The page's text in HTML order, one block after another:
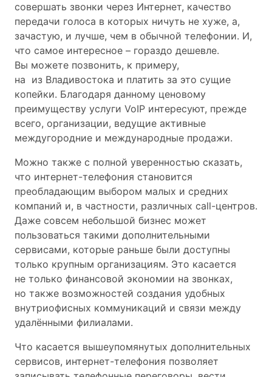
совершать звонки через Интернет, качество
передачи голоса в которых ничуть не хуже, а,
зачастую, и лучше, чем в обычной телефонии. И,
что самое интересное – гораздо дешевле.
Вы можете позвонить, к примеру,
на из Владивостока и платить за это сущие
копейки. Благодаря данному ценовому
преимуществу услуги VoIP интересуют, прежде
всего, организации, ведущие активные
междугородние и международные продажи.
Можно также с полной уверенностью сказать,
что интернет-телефония становится
преобладающим выбором малых и средних
компаний и, в частности, различных call-центров.
Даже совсем небольшой бизнес может
пользоваться такими дополнительными
сервисами, которые раньше были доступны
только крупным организациям. Это касается
не только финансовой экономии на звонках,
но также возможностей создания удобных
внутриофисных коммуникаций и связи между
удалёнными филиалами.
Что касается вышеупомянутых дополнительных
сервисов, интернет-телефония позволяет